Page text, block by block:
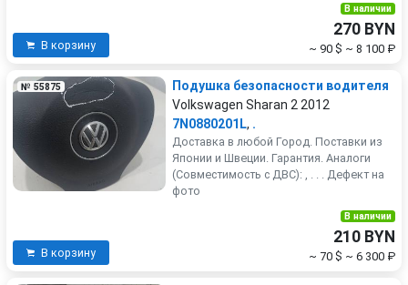
В корзину
В наличии
270 BYN
~ 90 $ ~ 8 100 ₽
№ 55875
Подушка безопасности водителя
Volkswagen Sharan 2 2012
7N0880201L, .
Доставка в любой Город. Поставки из
Японии и Швеции. Гарантия. Аналоги
(Совместимость с ДВС): , . . . Дефект на
фото
В корзину
В наличии
210 BYN
~ 70 $ ~ 6 300 ₽